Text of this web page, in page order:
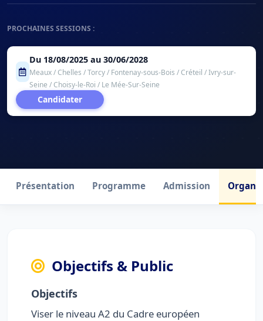
PROCHAINES SESSIONS :
Du 18/08/2025 au 30/06/2028
Meaux / Chelles / Torcy / Fontenay-sous-Bois / Créteil / Ivry-sur-
Seine / Choisy-le-Roi / Le Mée-Sur-Seine
Candidater
Présentation Programme Admission
Objectifs & Public
Objectifs
Viser le niveau A2 du Cadre européen